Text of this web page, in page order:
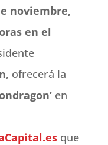
noviembre,
en el
, ofrecerá la
en
que